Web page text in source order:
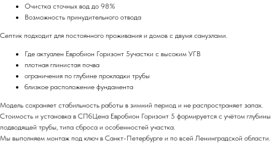
Очистка сточных вод до 98%
Возможность принудительного отвода
Септик подходит для постоянного проживания и домов с двумя санузлами.
Где актуален Евробион Горизонт 5участки с высоким УГВ
плотная глинистая почва
ограничения по глубине прокладки трубы
близкое расположение фундамента
Модель сохраняет стабильность работы в зимний период и не распространяет запах.
Стоимость и установка в СПбЦена Евробион Горизонт 5 формируется с учётом глубины
подводящей трубы, типа сброса и особенностей участка.
Мы выполняем монтаж под ключ в Санкт-Петербурге и по всей Ленинградской области.